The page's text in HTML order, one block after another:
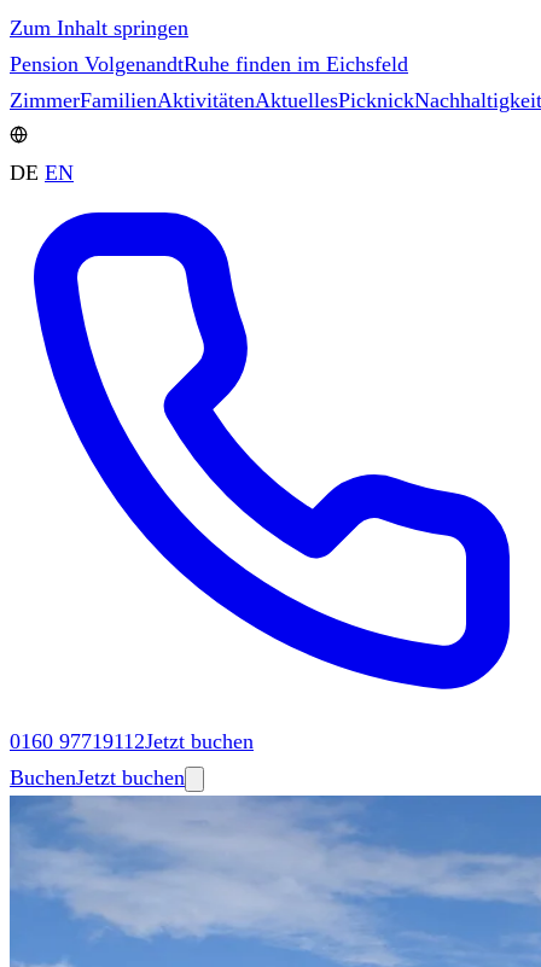
Zum Inhalt springen
Pension VolgenandtRuhe finden im Eichsfeld
ZimmerFamilienAktivitätenAktuellesPicknickNachhaltigkeit
DE EN
0160 97719112Jetzt buchen
BuchenJetzt buchen